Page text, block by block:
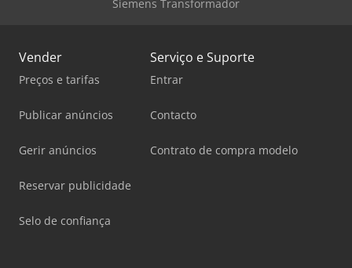
Siemens Transformador
Vender
Preços e tarifas
Publicar anúncios
Gerir anúncios
Reservar publicidade
Selo de confiança
Serviço e Suporte
Entrar
Contacto
Contrato de compra modelo